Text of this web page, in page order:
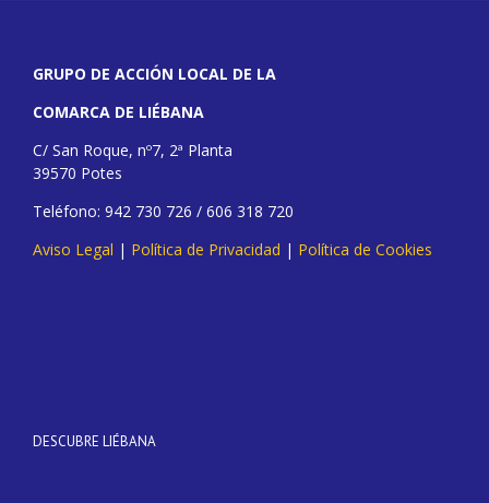
GRUPO DE ACCIÓN LOCAL DE LA
COMARCA DE LIÉBANA
C/ San Roque, nº7, 2ª Planta
39570 Potes
Teléfono: 942 730 726 / 606 318 720
Aviso Legal | Política de Privacidad | Política de Cookies
DESCUBRE LIÉBANA